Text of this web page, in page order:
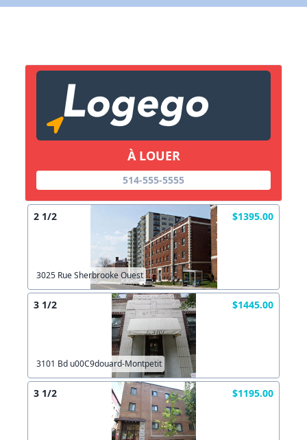
À LOUER
514-555-5555
2 1/2 $1395.00
3025 Rue Sherbrooke Ouest
3 1/2 $1445.00
3101 Bd u00C9douard-Montpetit
3 1/2 $1195.00
X Fermer
Copier lien
X Fermer Envoyez